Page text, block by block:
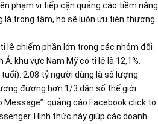
phạm vi tiếp cận quảng cáo tiềm năng
trọng tâm, họ sẽ luôn ưu tiên thương
lệ chiếm phần lớn trong các nhóm đối
khu vực Nam Mỹ có tỉ lệ là 12,1%.
2,08 tỷ người dùng là số lượng
đương hơn 1/3 dân số thế giới.
quảng cáo Facebook click to
Hình thức này giúp các doanh